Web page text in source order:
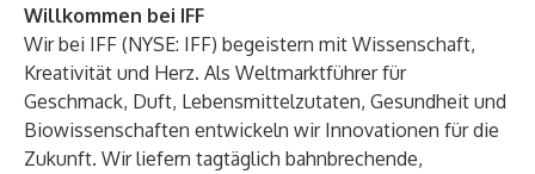
Willkommen bei IFF
Wir bei IFF (NYSE: IFF) begeistern mit Wissenschaft,
Kreativität und Herz. Als Weltmarktführer für
Geschmack, Duft, Lebensmittelzutaten, Gesundheit und
Biowissenschaften entwickeln wir Innovationen für die
Zukunft. Wir liefern tagtäglich bahnbrechende,